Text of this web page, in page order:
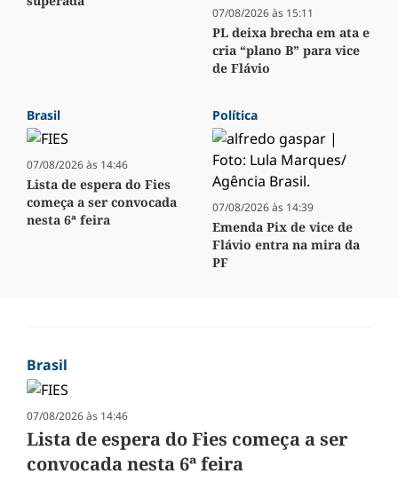
07/08/2026 às 15:11
PL deixa brecha em ata e
cria “plano B” para vice
de Flávio
Brasil
07/08/2026 às 14:46
Lista de espera do Fies
começa a ser convocada
nesta 6ª feira
Política
07/08/2026 às 14:39
Emenda Pix de vice de
Flávio entra na mira da
PF
Brasil
07/08/2026 às 14:46
Lista de espera do Fies começa a ser
convocada nesta 6ª feira